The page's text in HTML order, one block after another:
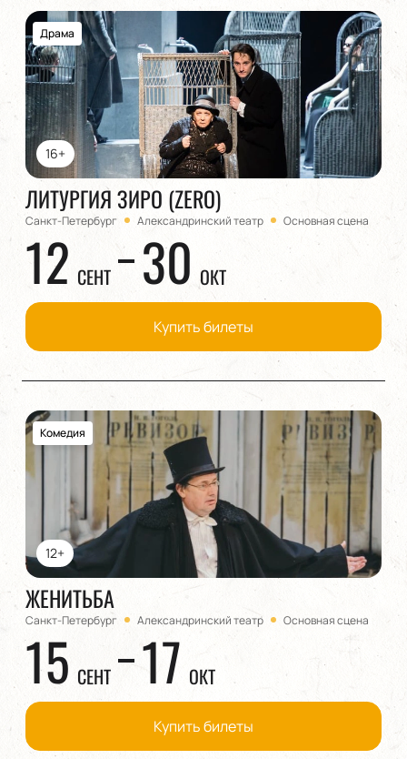
16+
Драма
ЛИТУРГИЯ ЗИРО (ZERO)
Санкт-Петербург Александринский театр Основная сцена
12 СЕНТ 30 ОКТ
Купить билеты
12+
Комедия
ЖЕНИТЬБА
Санкт-Петербург Александринский театр Основная сцена
15 СЕНТ 17 ОКТ
Купить билеты